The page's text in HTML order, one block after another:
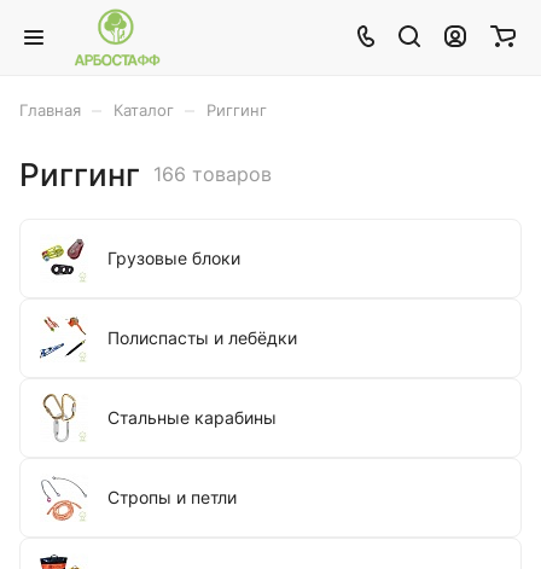
Главная Каталог Риггинг
Риггинг 166 товаров
Грузовые блоки
Полиспасты и лебёдки
Стальные карабины
Стропы и петли